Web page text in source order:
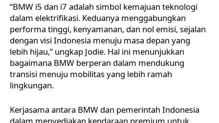
“BMW i5 dan i7 adalah simbol kemajuan teknologi
dalam elektrifikasi. Keduanya menggabungkan
performa tinggi, kenyamanan, dan nol emisi, sejalan
dengan visi Indonesia menuju masa depan yang
lebih hijau,” ungkap Jodie. Hal ini menunjukkan
bagaimana BMW berperan dalam mendukung
transisi menuju mobilitas yang lebih ramah
lingkungan.
Kerjasama antara BMW dan pemerintah Indonesia